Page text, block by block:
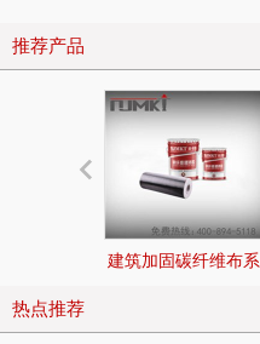
推荐产品
建筑加固碳纤维布系
热点推荐